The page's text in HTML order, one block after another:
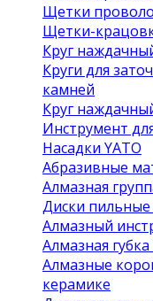
Щетки
Щетки-
Круг
Круги для
камней
Круг
Инструмент
Насадки YATO
Абразивные
Алмазная
Диски пильные
Алмазный
Алмазная губка
Алмазные
керамике